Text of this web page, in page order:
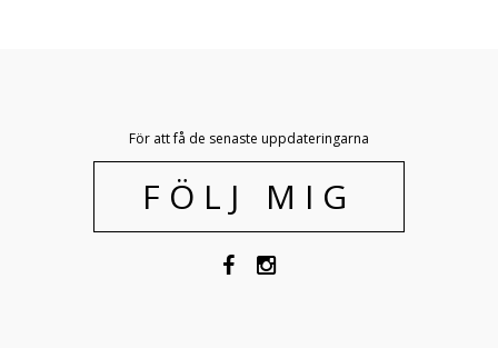
För att få de senaste uppdateringarna
FÖLJ MIG